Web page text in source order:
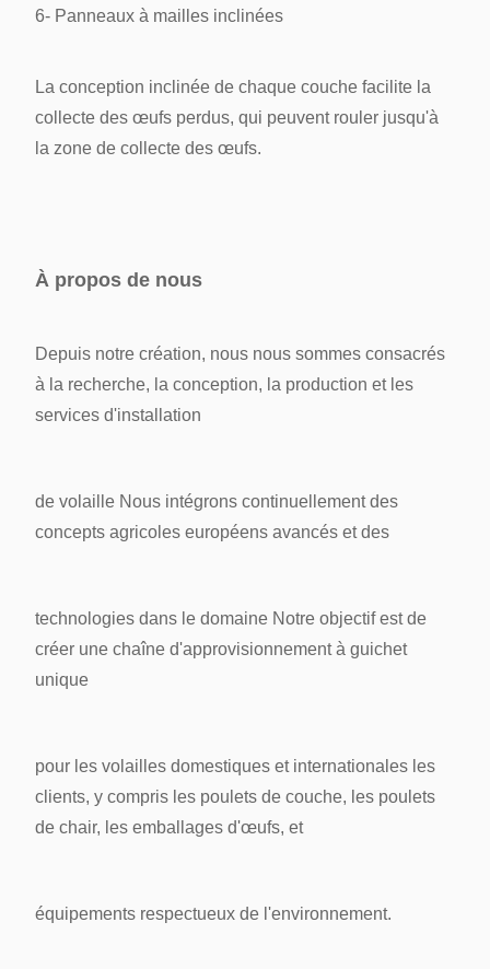
6- Panneaux à mailles inclinées
La conception inclinée de chaque couche facilite la
collecte des œufs perdus, qui peuvent rouler jusqu'à
la zone de collecte des œufs.
À propos de nous
Depuis notre création, nous nous sommes consacrés
à la recherche, la conception, la production et les
services d'installation
de volaille Nous intégrons continuellement des
concepts agricoles européens avancés et des
technologies dans le domaine Notre objectif est de
créer une chaîne d'approvisionnement à guichet
unique
pour les volailles domestiques et internationales les
clients, y compris les poulets de couche, les poulets
de chair, les emballages d'œufs, et
équipements respectueux de l'environnement.